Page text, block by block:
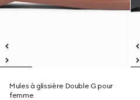
Mules à glissière Double G pour
femme